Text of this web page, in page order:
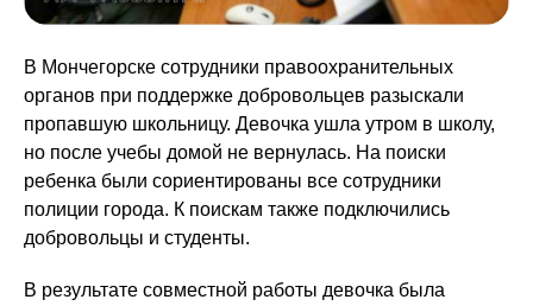
В Мончегорске сотрудники правоохранительных
органов при поддержке добровольцев разыскали
пропавшую школьницу. Девочка ушла утром в школу,
но после учебы домой не вернулась. На поиски
ребенка были сориентированы все сотрудники
полиции города. К поискам также подключились
добровольцы и студенты.
В результате совместной работы девочка была